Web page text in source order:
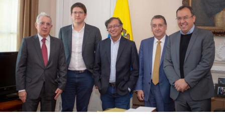
o
o
k
tir
de
y
de